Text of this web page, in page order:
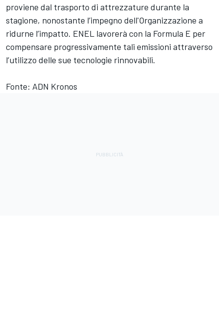
proviene dal trasporto di attrezzature durante la
stagione, nonostante l’impegno dell'Organizzazione a
ridurne l’impatto. ENEL lavorerà con la Formula E per
compensare progressivamente tali emissioni attraverso
l’utilizzo delle sue tecnologie rinnovabili.
Fonte: ADN Kronos